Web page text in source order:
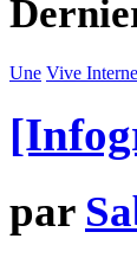
Une Vive
par